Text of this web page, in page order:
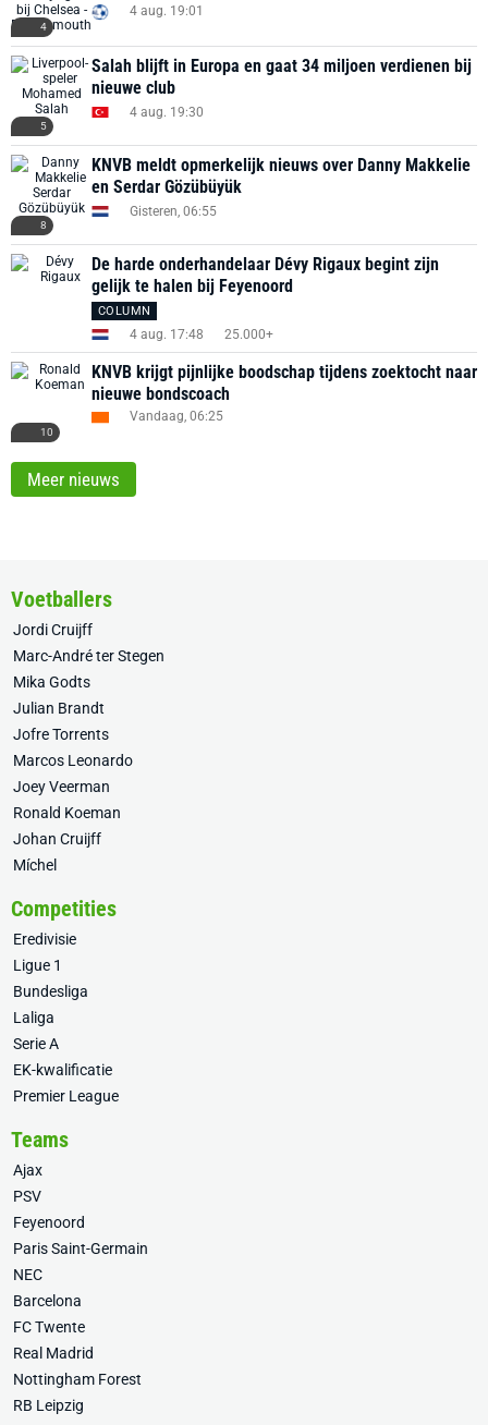
4
4 aug. 19:01
5
Salah blijft in Europa en gaat 34 miljoen verdienen bij
nieuwe club
4 aug. 19:30
8
KNVB meldt opmerkelijk nieuws over Danny Makkelie
en Serdar Gözübüyük
Gisteren, 06:55
De harde onderhandelaar Dévy Rigaux begint zijn
gelijk te halen bij Feyenoord
COLUMN
4 aug. 17:48 25.000+
10
KNVB krijgt pijnlijke boodschap tijdens zoektocht naar
nieuwe bondscoach
Vandaag, 06:25
Meer nieuws
Voetballers
Jordi Cruijff
Marc-André ter Stegen
Mika Godts
Julian Brandt
Jofre Torrents
Marcos Leonardo
Joey Veerman
Ronald Koeman
Johan Cruijff
Míchel
Competities
Eredivisie
Ligue 1
Bundesliga
Laliga
Serie A
EK-kwalificatie
Premier League
Teams
Ajax
PSV
Feyenoord
Paris Saint-Germain
NEC
Barcelona
FC Twente
Real Madrid
Nottingham Forest
RB Leipzig